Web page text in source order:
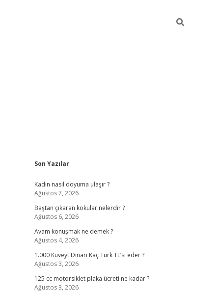
Sidebar
Son Yazılar
Kadın nasıl doyuma ulaşır ?
Ağustos 7, 2026
Baştan çıkaran kokular nelerdir ?
Ağustos 6, 2026
Avam konuşmak ne demek ?
Ağustos 4, 2026
1.000 Kuveyt Dinarı Kaç Türk TL’si eder ?
Ağustos 3, 2026
125 cc motorsiklet plaka ücreti ne kadar ?
Ağustos 3, 2026